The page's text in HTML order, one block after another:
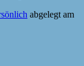
abgelegt am